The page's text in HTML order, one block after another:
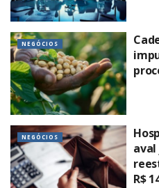
NEGÓCIOS
NEGÓCIOS
R$